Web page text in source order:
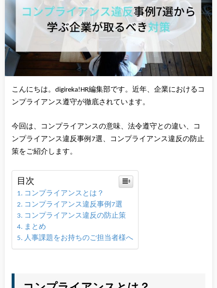
こんにちは。digireka!HR編集部です。近年、企業におけるコ
ンプライアンス遵守が徹底されています。
今回は、コンプライアンスの意味、法令遵守との違い、コ
ンプライアンス違反事例7選、コンプライアンス違反の防止
策をご紹介します。
目次
コンプライアンスとは？
コンプライアンス違反事例7選
コンプライアンス違反の防止策
まとめ
人事課題をお持ちのご担当者様へ